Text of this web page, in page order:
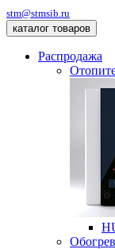
stm@stmsib.ru
каталог товаров
Распродажа